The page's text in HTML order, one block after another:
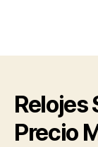
Relojes
Precio